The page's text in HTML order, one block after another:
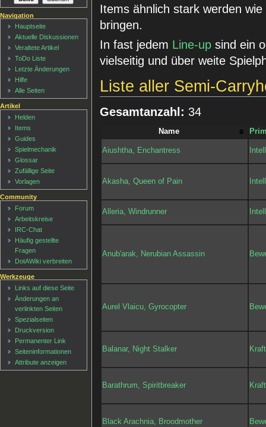
Items ähnlich stark werden
bringen.
In fast jedem Line-up sind ein
vielseitig und über weite
Liste aller Semi-
Gesamtanzahl: 34
Name
Aiushtha, Enchantress
Akasha, Queen of Pain
Alleria, Windrunner
Anub'arak, Nerubian Assassin
Aurel Vlaicu, Gyrocopter
Balanar, Night Stalker Kraft
Barathrum, Spiritbreaker Kraft
Black Arachnia, Broodmother
Navigation
Hauptseite
Aktuelle Diskussionen
Veraltete Artikel
ToDo Liste
Letzte Änderungen
Hilfe
Alle Seiten
Artikel
Helden
Items
Guides
Spielmechanik
Glossar
Zufällige Seite
Vorlagen
Community
Forum
Arbeitskreise
IRC-Chat
Häufig gestellte
Fragen
DotAWiki verbreiten
Werkzeuge
Links auf diese Seite
Änderungen an
verlinkten Seiten
Spezialseiten
Druckversion
Permanenter Link
Seiten­informationen
Attribute anzeigen